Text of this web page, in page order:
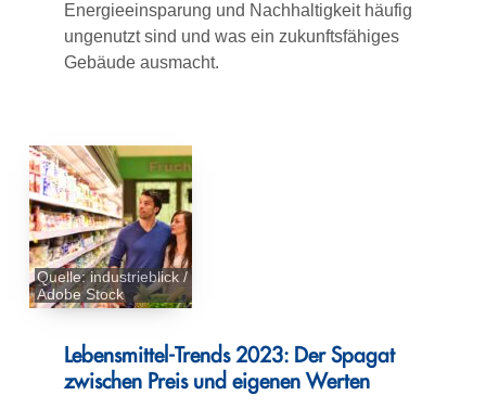
Energieeinsparung und Nachhaltigkeit häufig
ungenutzt sind und was ein zukunftsfähiges
Gebäude ausmacht.
Quelle: industrieblick /
Adobe Stock
Lebensmittel-Trends 2023: Der Spagat
zwischen Preis und eigenen Werten